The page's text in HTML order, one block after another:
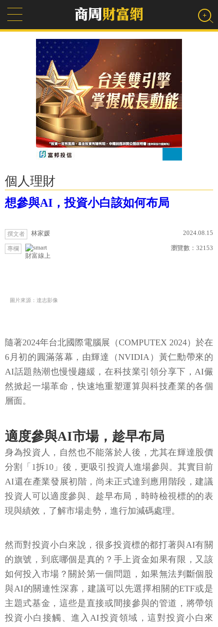
個人理財
想參與AI，投資小白該如何布局
撰文者 林家媛 2024.08.15
專欄
財富線上
瀏覽數： 32153
圖片來源：達志影像
隨著2024年台北國際電腦展（COMPUTEX 2024）於在
6月初的圓滿落幕，由輝達（NVIDIA）黃仁勳帶來的
AI話題熱潮也慢慢趨緩，在科技業引領分享下，AI儼
然掀起一場革命，快速地重塑運算與科技產業的各個
層面。
適度參與AI市場，趁早布局
身為投資人，自然也不能落於人後，尤其在輝達股價
分割「1拆10」後，更吸引投資人進場參與。其實目前
AI還在產業發展初階，尚未正式達到應用階段，建議
投資人可以適度參與、趁早布局，時時檢視標的的表
現與績效，了解市場走勢，進行加減碼處理。
然而對投資小白來說，很多投資標的都打著與AI有關
的旗號，到底哪個是真的？手上資金如果有限，又該
如何投入市場？關於第一個問題，如果無法判斷個股
與AI的關連性深寡，建議可以先選擇相關的ETF或是
主題式基金，這些是直接或間接參與的管道，將帶領
投資小白接觸、進入AI投資領域，這對投資小白來